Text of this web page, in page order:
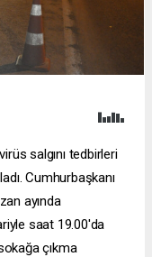
salgını tedbirleri
Cumhurbaşkanı
ayında
saat 19.00'da
çıkma